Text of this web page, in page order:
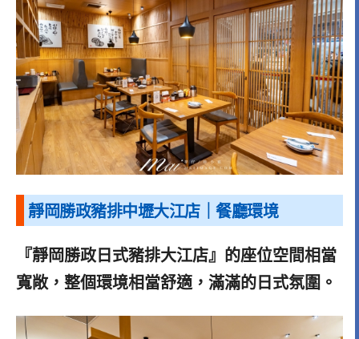
靜岡勝政豬排中壢大江店｜餐廳環境
『靜岡勝政日式豬排大江店』的座位空間相當
寬敞，整個環境相當舒適，滿滿的日式氛圍。